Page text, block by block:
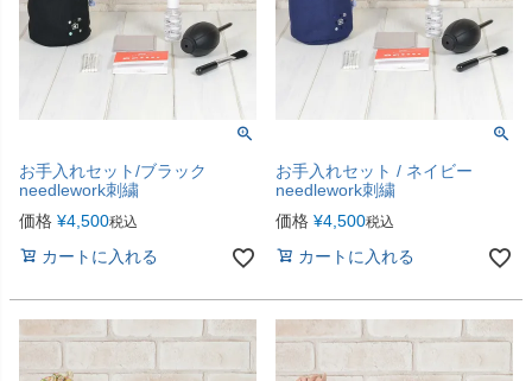
お手入れセット/ブラック
needlework刺繍
価格 ¥4,500税込
カートに入れる
お手入れセット / ネイビー
needlework刺繍
価格 ¥4,500税込
カートに入れる